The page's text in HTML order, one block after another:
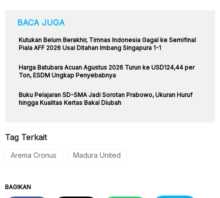
BACA JUGA
Kutukan Belum Berakhir, Timnas Indonesia Gagal ke Semifinal
Piala AFF 2026 Usai Ditahan Imbang Singapura 1-1
Harga Batubara Acuan Agustus 2026 Turun ke USD124,44 per
Ton, ESDM Ungkap Penyebabnya
Buku Pelajaran SD-SMA Jadi Sorotan Prabowo, Ukuran Huruf
hingga Kualitas Kertas Bakal Diubah
Tag Terkait
Arema Cronus Madura United
BAGIKAN